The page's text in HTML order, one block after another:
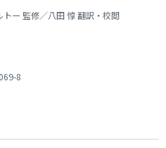
ー 監修／八田 惇 翻訳・校閲
8